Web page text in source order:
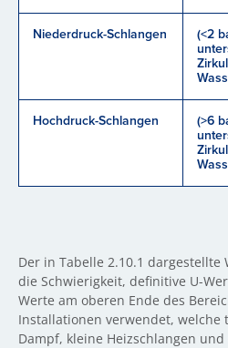
Niederdruck-Schlangen (<2
Hochdruck-Schlangen (>6
Der in Tabelle 2.10.1
die Schwierigkeit, definitive U-
Werte am oberen Ende des
Installationen verwendet, welche
Dampf, kleine Heizschlangen